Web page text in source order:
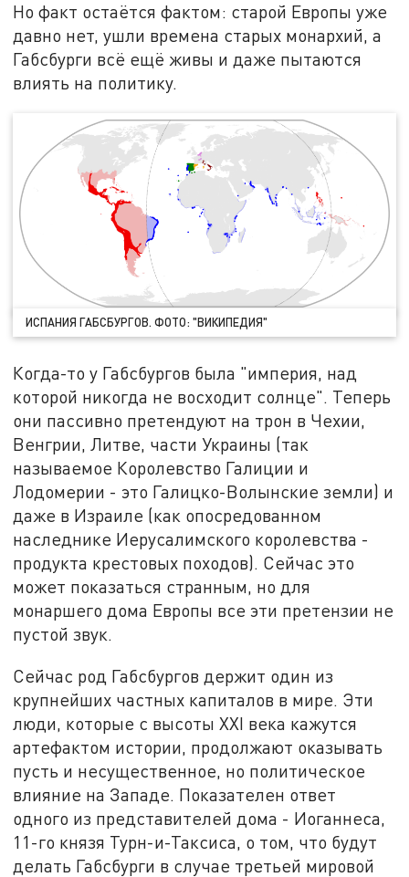
Но факт остаётся фактом: старой Европы уже
давно нет, ушли времена старых монархий, а
Габсбурги всё ещё живы и даже пытаются
влиять на политику.
ИСПАНИЯ ГАБСБУРГОВ. ФОТО: "ВИКИПЕДИЯ"
Когда-то у Габсбургов была "империя, над
которой никогда не восходит солнце". Теперь
они пассивно претендуют на трон в Чехии,
Венгрии, Литве, части Украины (так
называемое Королевство Галиции и
Лодомерии - это Галицко-Волынские земли) и
даже в Израиле (как опосредованном
наследнике Иерусалимского королевства -
продукта крестовых походов). Сейчас это
может показаться странным, но для
монаршего дома Европы все эти претензии не
пустой звук.
Сейчас род Габсбургов держит один из
крупнейших частных капиталов в мире. Эти
люди, которые с высоты XXI века кажутся
артефактом истории, продолжают оказывать
пусть и несущественное, но политическое
влияние на Западе. Показателен ответ
одного из представителей дома - Иоганнеса,
11-го князя Турн-и-Таксиса, о том, что будут
делать Габсбурги в случае третьей мировой